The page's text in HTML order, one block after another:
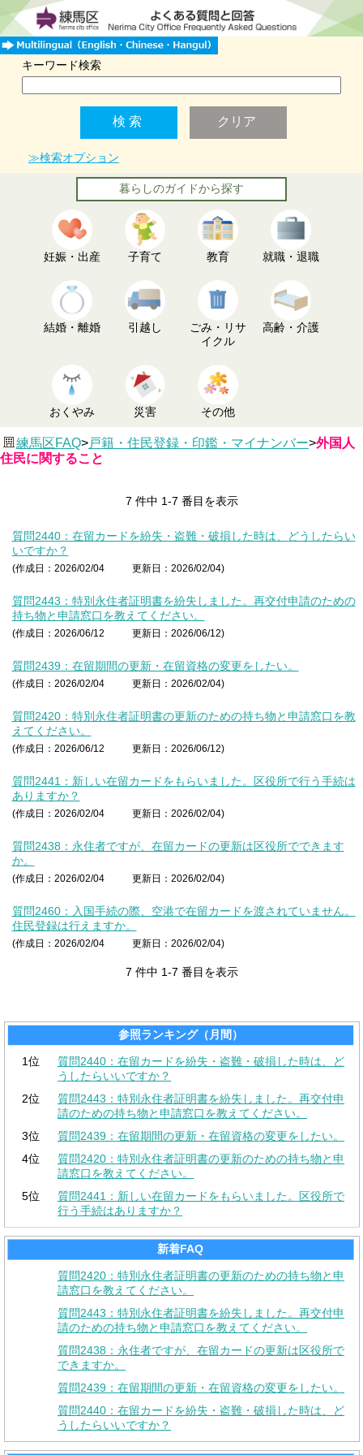
キーワード検索
≫検索オプション
暮らしのガイドから探す
妊娠・出産 子育て 教育 就職・退職
結婚・離婚 引越し
ごみ・リサ
イクル
高齢・介護
おくやみ 災害 その他
練馬区FAQ>戸籍・住民登録・印鑑・マイナンバー>外国人
住民に関すること
7 件中 1-7 番目を表示
質問2440：在留カードを紛失・盗難・破損した時は、どうしたらい
いですか？
(作成日：2026/02/04 更新日：2026/02/04)
質問2443：特別永住者証明書を紛失しました。再交付申請のための
持ち物と申請窓口を教えてください。
(作成日：2026/06/12 更新日：2026/06/12)
質問2439：在留期間の更新・在留資格の変更をしたい。
(作成日：2026/02/04 更新日：2026/02/04)
質問2420：特別永住者証明書の更新のための持ち物と申請窓口を教
えてください。
(作成日：2026/06/12 更新日：2026/06/12)
質問2441：新しい在留カードをもらいました。区役所で行う手続は
ありますか？
(作成日：2026/02/04 更新日：2026/02/04)
質問2438：永住者ですが、在留カードの更新は区役所でできます
か。
(作成日：2026/02/04 更新日：2026/02/04)
質問2460：入国手続の際、空港で在留カードを渡されていません。
住民登録は行えますか。
(作成日：2026/02/04 更新日：2026/02/04)
7 件中 1-7 番目を表示
参照ランキング（月間）
1位
質問2440：在留カードを紛失・盗難・破損した時は、ど
うしたらいいですか？
2位
質問2443：特別永住者証明書を紛失しました。再交付申
請のための持ち物と申請窓口を教えてください。
3位
質問2439：在留期間の更新・在留資格の変更をしたい。
4位
質問2420：特別永住者証明書の更新のための持ち物と申
請窓口を教えてください。
5位
質問2441：新しい在留カードをもらいました。区役所で
行う手続はありますか？
新着FAQ
質問2420：特別永住者証明書の更新のための持ち物と申
請窓口を教えてください。
質問2443：特別永住者証明書を紛失しました。再交付申
請のための持ち物と申請窓口を教えてください。
質問2438：永住者ですが、在留カードの更新は区役所で
できますか。
質問2439：在留期間の更新・在留資格の変更をしたい。
質問2440：在留カードを紛失・盗難・破損した時は、ど
うしたらいいですか？